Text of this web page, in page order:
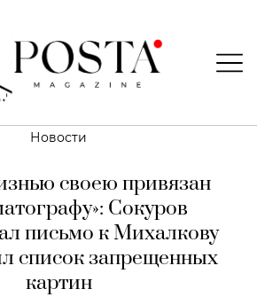
Новости
своею привязан
Сокуров
письмо к Михалкову
список запрещенных
картин